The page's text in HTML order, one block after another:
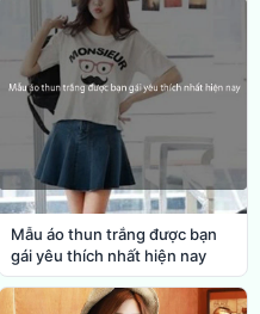
Mẫu áo thun trắng được bạn
gái yêu thích nhất hiện nay